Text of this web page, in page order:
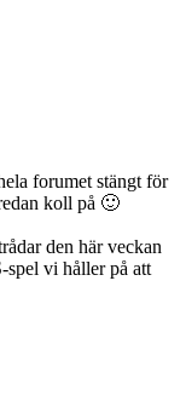
forumet stängt för
koll på 🙂
den här veckan
spel vi håller på att